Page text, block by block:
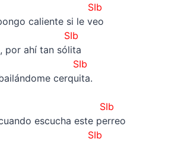
SIb
caliente si le veo
SIb
por ahí tan sólita
SIb
cerquita.
SIb
escucha este perreo
SIb